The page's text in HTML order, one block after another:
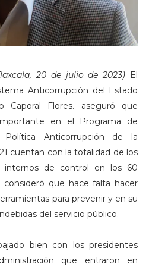
20 de julio de 2023) El
Anticorrupción del Estado
Caporal Flores. aseguró que
en el Programa de
Anticorrupción de la
cuentan con la totalidad de los
internos de control en los 60
consideró que hace falta hacer
para prevenir y en su
del servicio público.
bien con los presidentes
que entraron en